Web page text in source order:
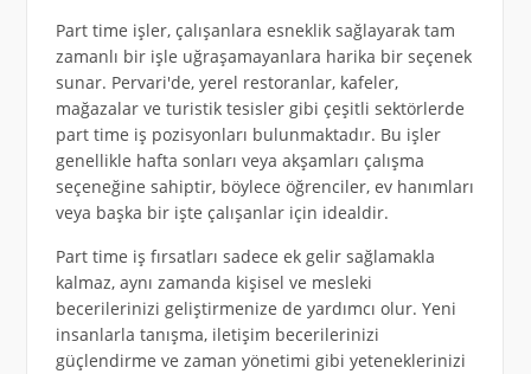
Part time işler, çalışanlara esneklik sağlayarak tam
zamanlı bir işle uğraşamayanlara harika bir seçenek
sunar. Pervari'de, yerel restoranlar, kafeler,
mağazalar ve turistik tesisler gibi çeşitli sektörlerde
part time iş pozisyonları bulunmaktadır. Bu işler
genellikle hafta sonları veya akşamları çalışma
seçeneğine sahiptir, böylece öğrenciler, ev hanımları
veya başka bir işte çalışanlar için idealdir.
Part time iş fırsatları sadece ek gelir sağlamakla
kalmaz, aynı zamanda kişisel ve mesleki
becerilerinizi geliştirmenize de yardımcı olur. Yeni
insanlarla tanışma, iletişim becerilerinizi
güçlendirme ve zaman yönetimi gibi yeteneklerinizi